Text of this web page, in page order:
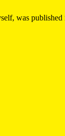
was published